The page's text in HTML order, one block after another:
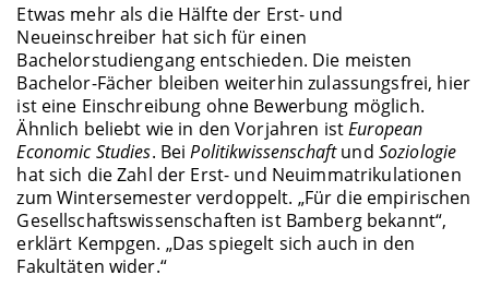
Etwas mehr als die Hälfte der Erst- und
Neueinschreiber hat sich für einen
Bachelorstudiengang entschieden. Die meisten
Bachelor-Fächer bleiben weiterhin zulassungsfrei, hier
ist eine Einschreibung ohne Bewerbung möglich.
Ähnlich beliebt wie in den Vorjahren istEuropean
Economic Studies. BeiPolitikwissenschaftund Soziologie
hat sich die Zahl der Erst- und Neuimmatrikulationen
zum Wintersemester verdoppelt. „Für die empirischen
Gesellschaftswissenschaften ist Bamberg bekannt“,
erklärt Kempgen. „Das spiegelt sich auch in den
Fakultäten wider.“